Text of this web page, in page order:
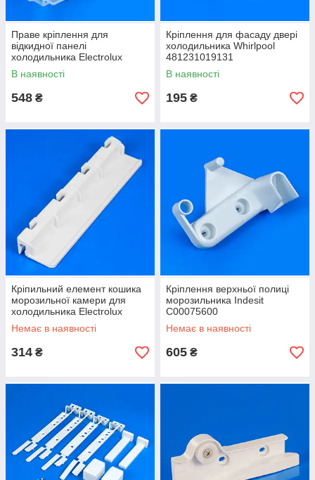
Праве кріплення для
відкидної панелі
холодильника Electrolux
В наявності
548 ₴
Кріплення для фасаду двері
холодильника Whirlpool
481231019131
В наявності
195 ₴
Кріпильний елемент кошика
морозильної камери для
холодильника Electrolux
2913400046
Немає в наявності
314 ₴
Кріплення верхньої полиці
морозильника Indesit
C00075600
Немає в наявності
605 ₴